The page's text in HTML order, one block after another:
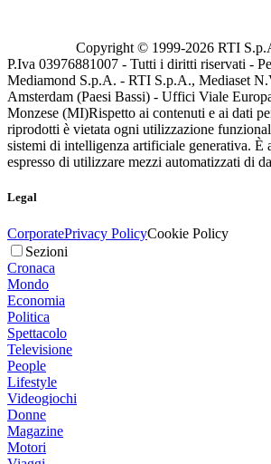
Copyright © 1999-2026 RTI
P.Iva 03976881007 - Tutti i diritti riservati -
Mediamond S.p.A. - RTI S.p.A., Mediaset
Amsterdam (Paesi Bassi) - Uffici Viale
Monzese (MI)Rispetto ai contenuti e ai dati
riprodotti è vietata ogni utilizzazione
sistemi di intelligenza artificiale generativa. È
espresso di utilizzare mezzi automatizzati di
Legal
CorporatePrivacy PolicyCookie Policy
Sezioni
Cronaca
Mondo
Economia
Politica
Spettacolo
Televisione
People
Lifestyle
Videogiochi
Donne
Magazine
Motori